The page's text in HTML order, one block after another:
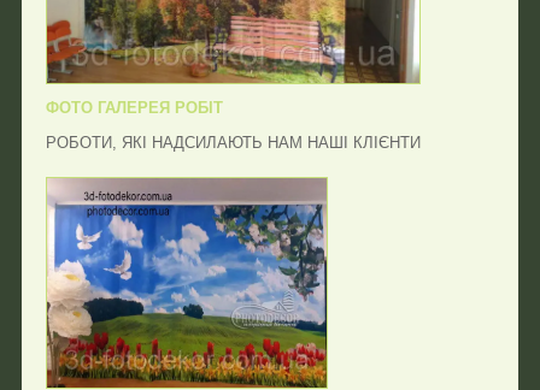
ФОТО ГАЛЕРЕЯ РОБІТ
РОБОТИ, ЯКІ НАДСИЛАЮТЬ НАМ НАШІ КЛІЄНТИ